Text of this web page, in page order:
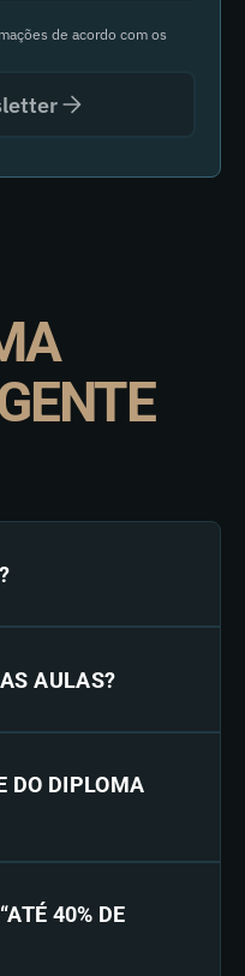
de acordo com os
AULAS?
DO DIPLOMA
40% DE